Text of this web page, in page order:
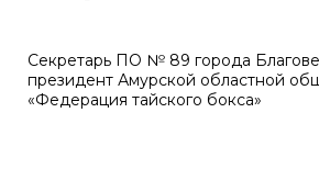
Секретарь ПО № 89 города
президент Амурской областной
«Федерация тайского бокса»